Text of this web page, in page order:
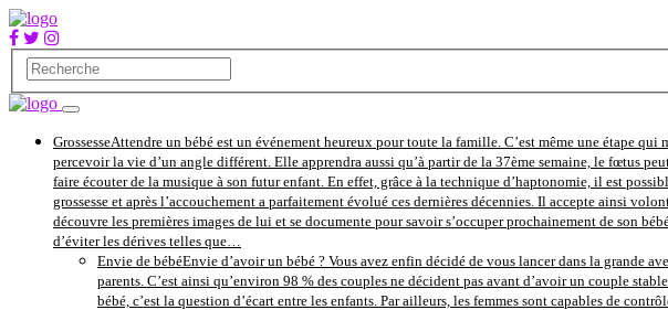
GrossesseAttendre un bébé est un événement heureux pour toute la famille. C’est même une étape
percevoir la vie d’un angle différent. Elle apprendra aussi qu’à partir de la 37ème semaine, le fœtus
faire écouter de la musique à son futur enfant. En effet, grâce à la technique d’haptonomie, il est
grossesse et après l’accouchement a parfaitement évolué ces dernières décennies. Il accepte ainsi
découvre les premières images de lui et se documente pour savoir s’occuper prochainement de son
d’éviter les dérives telles que…
Envie de bébéEnvie d’avoir un bébé ? Vous avez enfin décidé de vous lancer dans la grande
parents. C’est ainsi qu’environ 98 % des couples ne décident pas avant d’avoir un couple
bébé, c’est la question d’écart entre les enfants. Par ailleurs, les femmes sont capables de